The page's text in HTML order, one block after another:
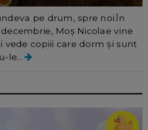
pe drum, spre noi.În
Moș Nicolae vine
vede copiii care dorm și sunt
le...